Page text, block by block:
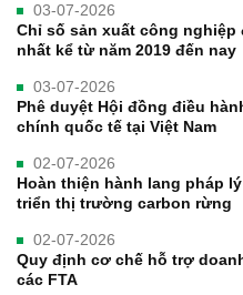
03-07-2026
Chỉ số sản xuất công nghiệp
nhất kể từ năm 2019 đến nay
03-07-2026
Phê duyệt Hội đồng điều
chính quốc tế tại Việt Nam
02-07-2026
Hoàn thiện hành lang pháp
triển thị trường carbon rừng
02-07-2026
Quy định cơ chế hỗ trợ
các FTA